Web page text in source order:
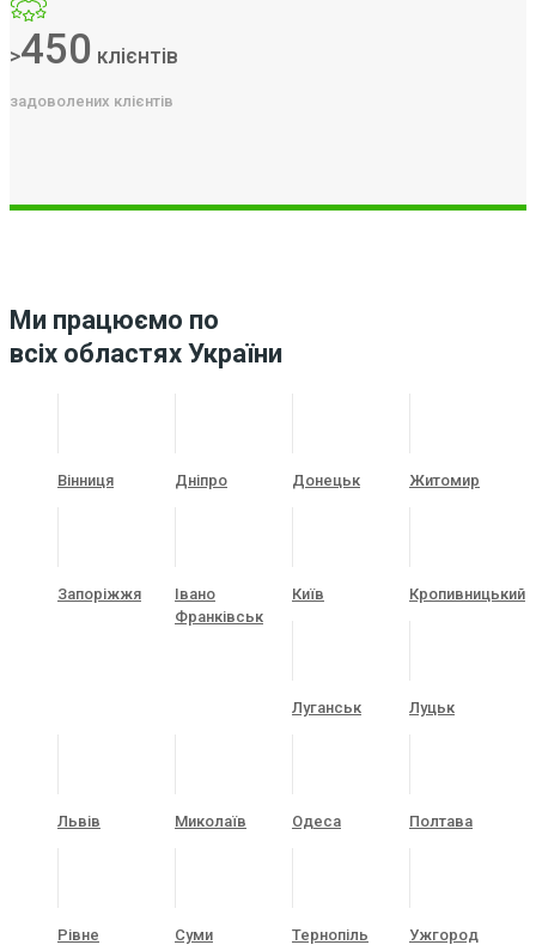
>450 клієнтів
задоволених клієнтів
Ми працюємо по
всіх областях України
Вінниця Дніпро Донецьк Житомир
Запоріжжя
Івано
Франківськ
Київ Кропивницький
Луганськ Луцьк
Львів Миколаїв Одеса Полтава
Рівне Суми Тернопіль Ужгород